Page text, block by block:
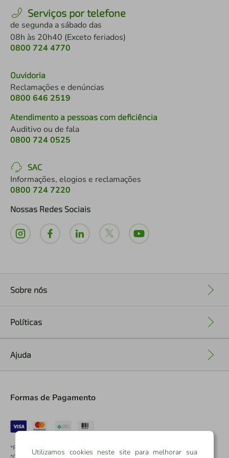
Serviços por telefone
de segunda a sábado das
08h às 20h40 (Exceto feriados)
0800 724 4770
Ouvidoria
Reclamações e denúncias
0800 646 2519
Atendimento a pessoas com deficiência
Auditivo ou de fala
0800 724 0525
SAC
Informações, elogios e reclamações
0800 724 7220
Nossas Redes Sociais
Sobre nós
Políticas
Ajuda
Formas de Pagamento
*Pontos dos Cartões Sicredi
Utilizamos cookies neste site para melhorar sua